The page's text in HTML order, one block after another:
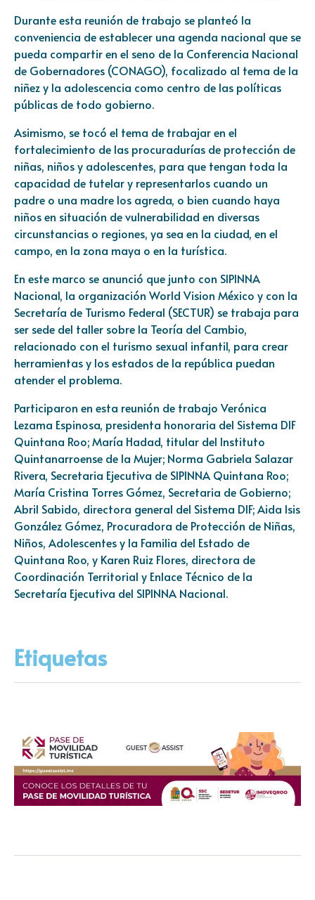
Durante esta reunión de trabajo se planteó la
conveniencia de establecer una agenda nacional que se
pueda compartir en el seno de la Conferencia Nacional
de Gobernadores (CONAGO), focalizado al tema de la
niñez y la adolescencia como centro de las políticas
públicas de todo gobierno.
Asimismo, se tocó el tema de trabajar en el
fortalecimiento de las procuradurías de protección de
niñas, niños y adolescentes, para que tengan toda la
capacidad de tutelar y representarlos cuando un
padre o una madre los agreda, o bien cuando haya
niños en situación de vulnerabilidad en diversas
circunstancias o regiones, ya sea en la ciudad, en el
campo, en la zona maya o en la turística.
En este marco se anunció que junto con SIPINNA
Nacional, la organización World Vision México y con la
Secretaría de Turismo Federal (SECTUR) se trabaja para
ser sede del taller sobre la Teoría del Cambio,
relacionado con el turismo sexual infantil, para crear
herramientas y los estados de la república puedan
atender el problema.
Participaron en esta reunión de trabajo Verónica
Lezama Espinosa, presidenta honoraria del Sistema DIF
Quintana Roo; María Hadad, titular del Instituto
Quintanarroense de la Mujer; Norma Gabriela Salazar
Rivera, Secretaria Ejecutiva de SIPINNA Quintana Roo;
María Cristina Torres Gómez, Secretaria de Gobierno;
Abril Sabido, directora general del Sistema DIF; Aida Isis
González Gómez, Procuradora de Protección de Niñas,
Niños, Adolescentes y la Familia del Estado de
Quintana Roo, y Karen Ruiz Flores, directora de
Coordinación Territorial y Enlace Técnico de la
Secretaría Ejecutiva del SIPINNA Nacional.
Etiquetas